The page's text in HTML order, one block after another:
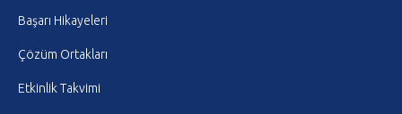
Başarı Hikayeleri
Çözüm Ortakları
Etkinlik Takvimi